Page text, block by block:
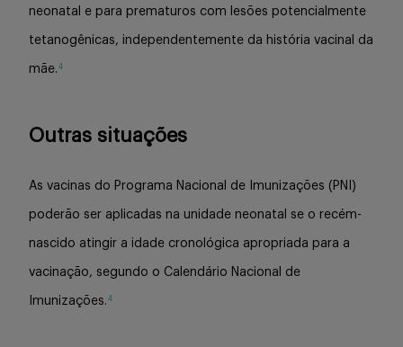
neonatal e para prematuros com lesões potencialmente
tetanogênicas, independentemente da história vacinal da
mãe. 4
Outras situações
As vacinas do Programa Nacional de Imunizações (PNI)
poderão ser aplicadas na unidade neonatal se o recém-
nascido atingir a idade cronológica apropriada para a
vacinação, segundo o Calendário Nacional de
Imunizações. 4